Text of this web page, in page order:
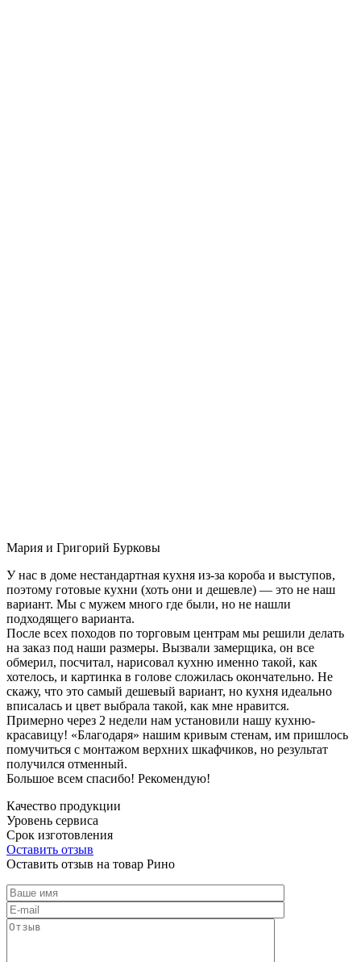
Мария и Григорий Бурковы
У нас в доме нестандартная кухня из-за короба и выступов,
поэтому готовые кухни (хоть они и дешевле) — это не наш
вариант. Мы с мужем много где были, но не нашли
подходящего варианта.
После всех походов по торговым центрам мы решили делать
на заказ под наши размеры. Вызвали замерщика, он все
обмерил, посчитал, нарисовал кухню именно такой, как
хотелось, и картинка в голове сложилась окончательно. Не
скажу, что это самый дешевый вариант, но кухня идеально
вписалась и цвет выбрала такой, как мне нравится.
Примерно через 2 недели нам установили нашу кухню-
красавицу! «Благодаря» нашим кривым стенам, им пришлось
помучиться с монтажом верхних шкафчиков, но результат
получился отменный.
Большое всем спасибо! Рекомендую!
Качество продукции
Уровень сервиса
Срок изготовления
Оставить отзыв
Оставить отзыв на товар Рино